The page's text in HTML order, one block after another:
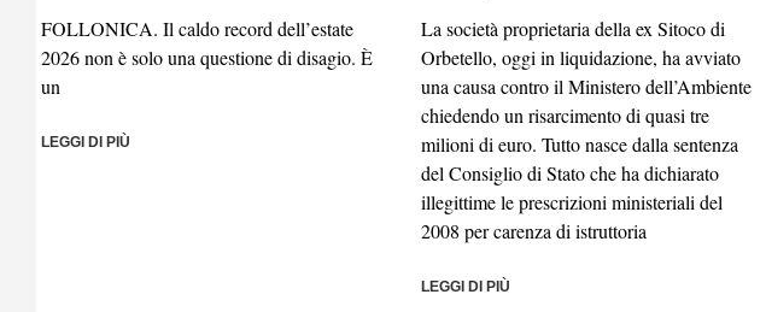
FOLLONICA. Il caldo record dell’estate
2026 non è solo una questione di disagio. È
un
LEGGI DI PIÙ
La società proprietaria della ex Sitoco di
Orbetello, oggi in liquidazione, ha avviato
una causa contro il Ministero dell’Ambiente
chiedendo un risarcimento di quasi tre
milioni di euro. Tutto nasce dalla sentenza
del Consiglio di Stato che ha dichiarato
illegittime le prescrizioni ministeriali del
2008 per carenza di istruttoria
LEGGI DI PIÙ